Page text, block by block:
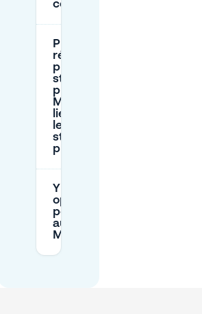
couvert?
Puis-je
réserver une
place de
stationnement
privée à
Meerhoven au
lieu d’utiliser
le
stationnement
public?
Y a-t-il des
options
pour la nuit
au P+R
Meerhoven?